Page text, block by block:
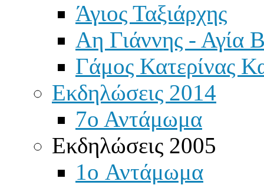
Άγιος Ταξιάρχης
Αη Γιάννης - Αγία
Γάμος Κατερίνας
Εκδηλώσεις 2014
7ο Αντάμωμα
Εκδηλώσεις 2005
1o Αντάμωμα